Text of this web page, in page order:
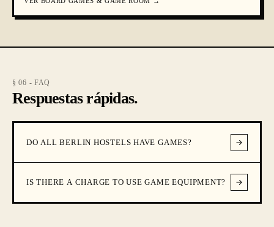
§ 06 - FAQ
Respuestas rápidas.
DO ALL BERLIN HOSTELS HAVE GAMES?
IS THERE A CHARGE TO USE GAME EQUIPMENT?